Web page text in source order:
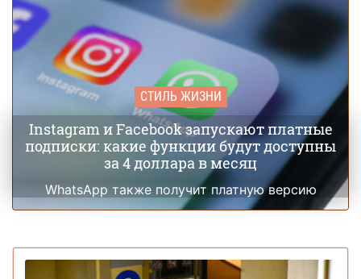
СТИЛЬ ЖИЗНИ
Instagram и Facebook запускают платные
подписки: какие функции будут доступны
за 4 доллара в месяц
WhatsApp также получит платную версию